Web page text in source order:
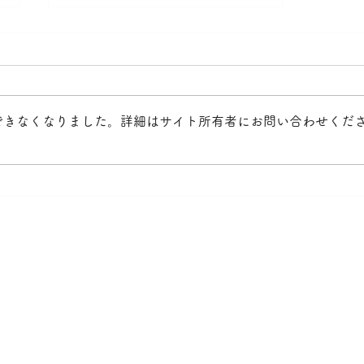
ことがあります。暗証番号での認
証をお願いします。
なくなりました。詳細はサイト所有者にお問い合わせくださ